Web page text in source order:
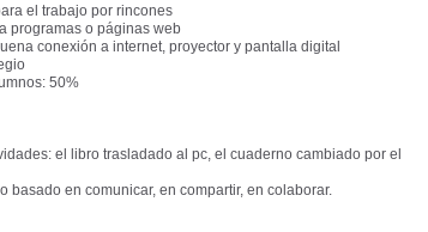
el trabajo por rincones
programas o páginas web
conexión a internet, proyector y pantalla digital
50%
el libro trasladado al pc, el cuaderno cambiado por el
en comunicar, en compartir, en colaborar.